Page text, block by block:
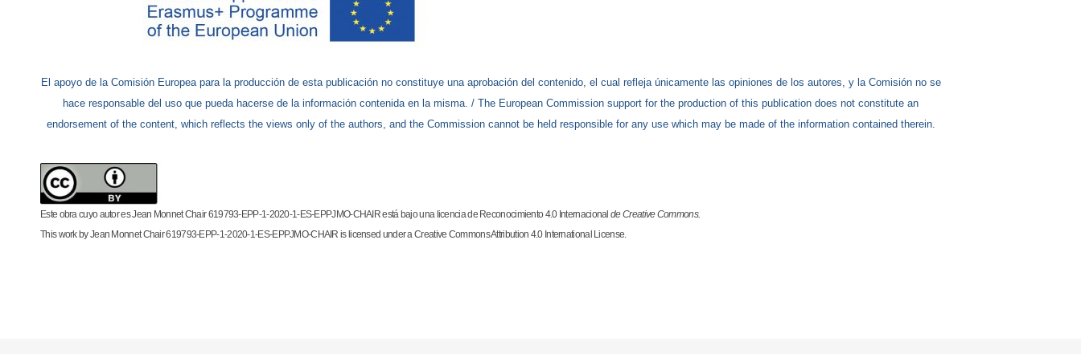
El apoyo de la Comisión Europea para la producción de esta publicación no constituye una aprobación del contenido, el cual refleja únicamente las opiniones de los autores, y la Comisión no se
hace responsable del uso que pueda hacerse de la información contenida en la misma. / The European Commission support for the production of this publication does not constitute an
endorsement of the content, which reflects the views only of the authors, and the Commission cannot be held responsible for any use which may be made of the information contained therein.
Este obra cuyo autor es Jean Monnet Chair 619793-EPP-1-2020-1-ES-EPPJMO-CHAIR está bajo una licencia de Reconocimiento 4.0 Internacionalde Creative Commons.
This work by Jean Monnet Chair 619793-EPP-1-2020-1-ES-EPPJMO-CHAIR is licensed under a Creative Commons Attribution 4.0 International License.